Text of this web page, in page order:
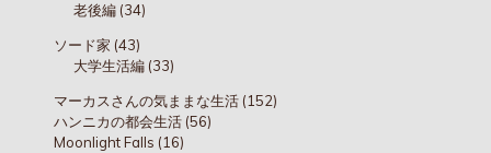
老後編 (34)
ソード家 (43)
大学生活編 (33)
マーカスさんの気ままな生活 (152)
ハンニカの都会生活 (56)
Moonlight Falls (16)